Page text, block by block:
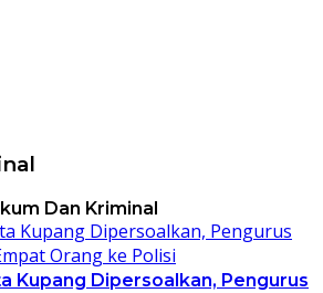
Dan Kriminal
Kupang Dipersoalkan, Pengurus